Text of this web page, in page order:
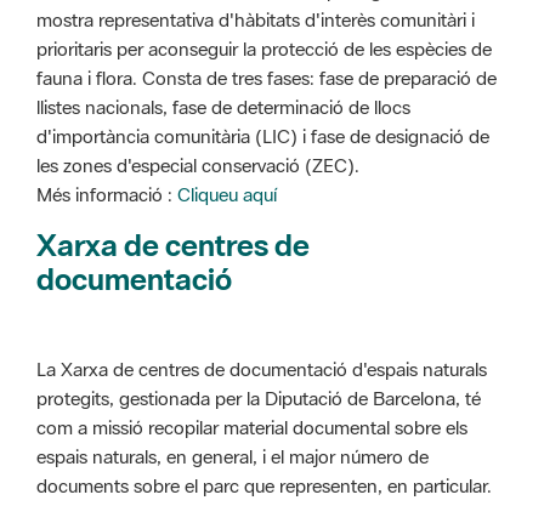
mostra representativa d'hàbitats d'interès comunitàri i
prioritaris per aconseguir la protecció de les espècies de
fauna i flora. Consta de tres fases: fase de preparació de
llistes nacionals, fase de determinació de llocs
d'importància comunitària (LIC) i fase de designació de
les zones d'especial conservació (ZEC).
Més informació : Cliqueu aquí
Xarxa de centres de
documentació
La Xarxa de centres de documentació d'espais naturals
protegits, gestionada per la Diputació de Barcelona, té
com a missió recopilar material documental sobre els
espais naturals, en general, i el major número de
documents sobre el parc que representen, en particular.